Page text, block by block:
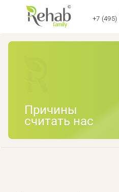
+7 (495)
Причины
считать нас